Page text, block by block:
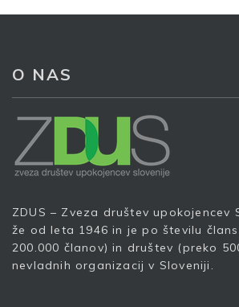
O NAS
ZDUS – Zveza društev upokojencev
že od leta 1946 in je po številu
200.000 članov) in društev (preko
nevladnih organizacij v Sloveniji.
Prijava na e-